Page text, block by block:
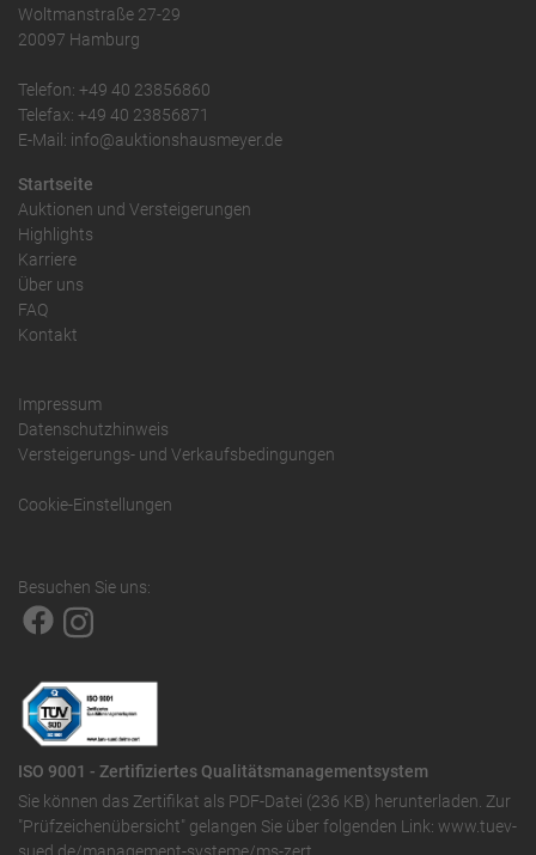
Woltmanstraße 27-29
20097 Hamburg
Telefon: +49 40 23856860
Telefax: +49 40 23856871
E-Mail: info@auktionshausmeyer.de
Startseite
Auktionen und Versteigerungen
Highlights
Karriere
Über uns
FAQ
Kontakt
Impressum
Datenschutzhinweis
Versteigerungs- und Verkaufsbedingungen
Cookie-Einstellungen
Besuchen Sie uns:
ISO 9001 - Zertifiziertes Qualitätsmanagementsystem
Sie können das Zertifikat als PDF-Datei (236 KB) herunterladen. Zur
"Prüfzeichenübersicht" gelangen Sie über folgenden Link: www.tuev-